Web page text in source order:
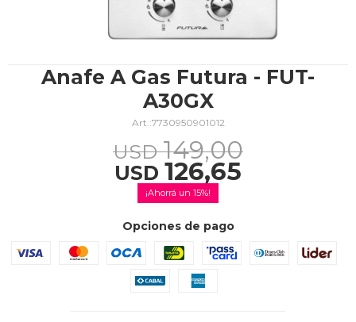
Anafe A Gas Futura - FUT-
A30GX
7730950901012
USD 126,65
USD 149,00
15
Opciones de pago
Cuidado personal